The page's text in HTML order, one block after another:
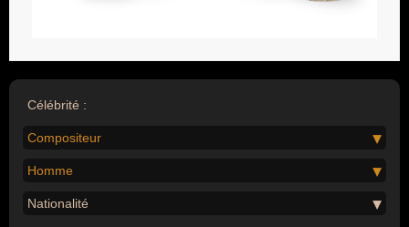
Célébrité :
Compositeur
Homme
Nationalité